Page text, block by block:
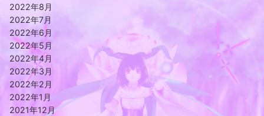
2022年8月
2022年7月
2022年6月
2022年5月
2022年4月
2022年3月
2022年2月
2022年1月
2021年12月